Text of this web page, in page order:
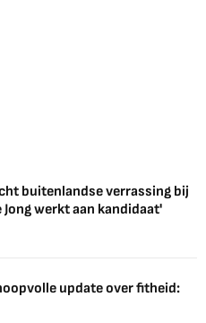
buitenlandse verrassing bij
Jong werkt aan kandidaat'
update over fitheid: